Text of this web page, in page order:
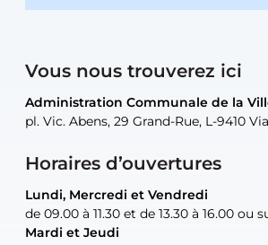
Vous nous trouverez ici
Administration Communale de la
pl. Vic. Abens, 29 Grand-Rue, L-9410
Horaires d’ouvertures
Lundi, Mercredi et Vendredi
de 09.00 à 11.30 et de 13.30 à 16.00 ou
Mardi et Jeudi
Administration Communale de la
pl. Vic. Abens, 29 Grand-Rue, L-9410
Lundi, Mercredi et Vendredi
de 09.00 à 11.30 et de 13.30 à 16.00 ou
Mardi et Jeudi
Administration Communale de la
pl. Vic. Abens, 29 Grand-Rue, L-9410
uniquement sur rendez-vous
Administration Communale de la
pl. Vic. Abens, 29 Grand-Rue, L-9410
uniquement sur rendez-vous
Atelier Communal de la Ville de
30, rue Neugarten, L-9422 Vianden
uniquement sur rendez-vous